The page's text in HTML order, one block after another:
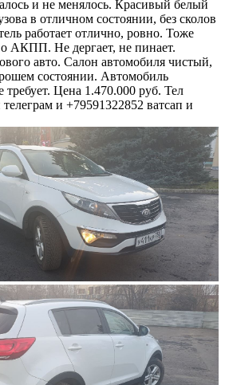
и не менялось. Красивый белый
в отличном состоянии, без сколов
работает отлично, ровно. Тоже
АКПП. Не дергает, не пинает.
авто. Салон автомобиля чистый,
состоянии. Автомобиль
Цена 1.470.000 руб. Тел
и +79591322852 ватсап и